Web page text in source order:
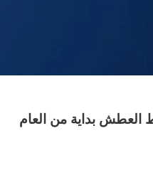
بداية من العام